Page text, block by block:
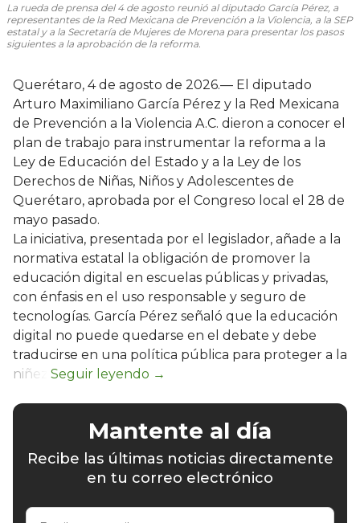
La rueda de prensa del 4 de agosto reunió al diputado García Pérez, a
representantes de la Red Mexicana de Prevención a la Violencia, a la SEP
estatal y a la Secretaría de Mujeres de Morena para presentar los pasos
siguientes a la aprobación de la reforma.
Querétaro, 4 de agosto de 2026.— El diputado
Arturo Maximiliano García Pérez y la Red Mexicana
de Prevención a la Violencia A.C. dieron a conocer el
plan de trabajo para instrumentar la reforma a la
Ley de Educación del Estado y a la Ley de los
Derechos de Niñas, Niños y Adolescentes de
Querétaro, aprobada por el Congreso local el 28 de
mayo pasado.
La iniciativa, presentada por el legislador, añade a la
normativa estatal la obligación de promover la
educación digital en escuelas públicas y privadas,
con énfasis en el uso responsable y seguro de
tecnologías. García Pérez señaló que la educación
digital no puede quedarse en el debate y debe
traducirse en una política pública para proteger a la
niñez.
Mantente al día
Recibe las últimas noticias directamente
en tu correo electrónico
Escribe